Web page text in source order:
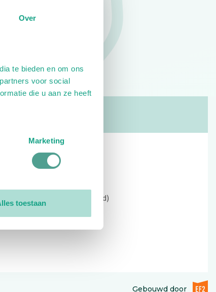
Over
te bieden en om ons
voor social
die u aan ze heeft
Marketing
toestaan
09:00 - 12:30 (alleen ochtend)
Gebouwd doorEF2